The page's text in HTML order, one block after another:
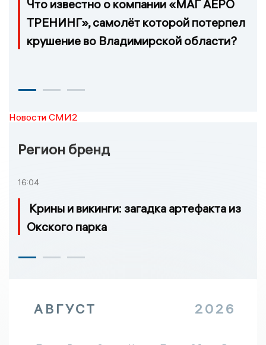
Что известно о компании «МАГ АЕРО
ТРЕНИНГ», самолёт которой потерпел
крушение во Владимирской области?
Новости СМИ2
Регион бренд
16:04
Крины и викинги: загадка артефакта из
Окского парка
АВГУСТ 2026